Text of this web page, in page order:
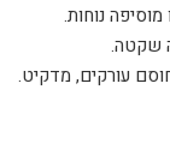
נוחות.
עורקים, מדקיט.